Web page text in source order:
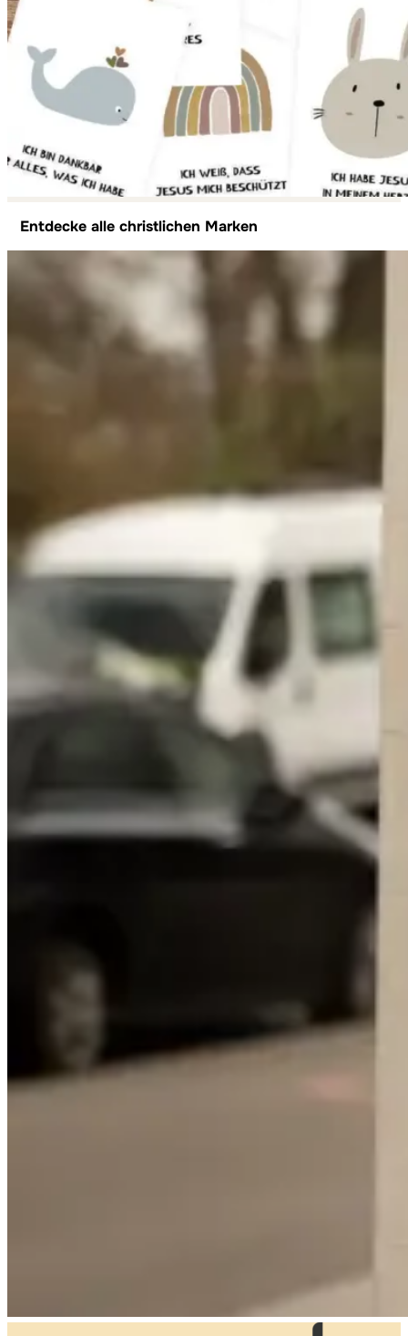
Entdecke alle christlichen Marken